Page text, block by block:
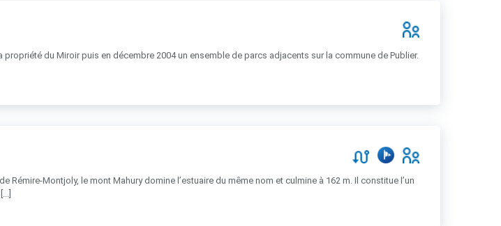
propriété du Miroir puis en décembre 2004 un ensemble de parcs adjacents sur la commune de Publier.
Rémire-Montjoly, le mont Mahury domine l’estuaire du même nom et culmine à 162 m. Il constitue l’un